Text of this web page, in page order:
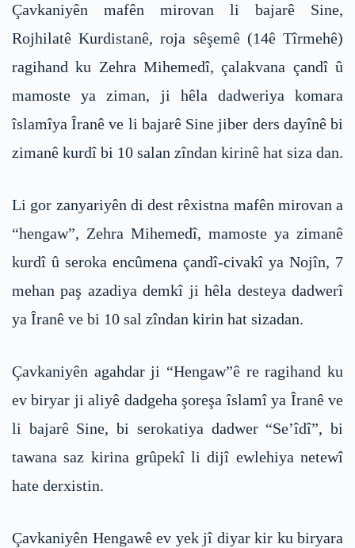
Çavkaniyên mafên mirovan li bajarê Sine,
Rojhilatê Kurdistanê, roja sêşemê (14ê Tîrmehê)
ragihand ku Zehra Mihemedî, çalakvana çandî û
mamoste ya ziman, ji hêla dadweriya komara
îslamîya Îranê ve li bajarê Sine jiber ders dayînê bi
zimanê kurdî bi 10 salan zîndan kirinê hat siza dan.
Li gor zanyariyên di dest rêxistna mafên mirovan a
“hengaw”, Zehra Mihemedî, mamoste ya zimanê
kurdî û seroka encûmena çandî-civakî ya Nojîn, 7
mehan paş azadiya demkî ji hêla desteya dadwerî
ya Îranê ve bi 10 sal zîndan kirin hat sizadan.
Çavkaniyên agahdar ji “Hengaw”ê re ragihand ku
ev biryar ji aliyê dadgeha şoreşa îslamî ya Îranê ve
li bajarê Sine, bi serokatiya dadwer “Se’îdî”, bi
tawana saz kirina grûpekî li dijî ewlehiya netewî
hate derxistin.
Çavkaniyên Hengawê ev yek jî diyar kir ku biryara